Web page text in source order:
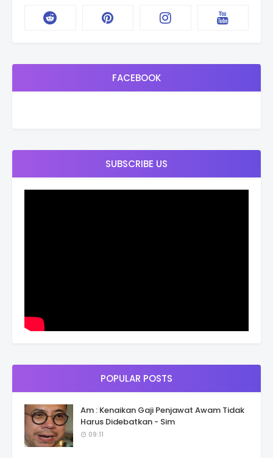
FACEBOOK
SUBSCRIBE US
POPULAR POSTS
Am : Kenaikan Gaji Penjawat Awam Tidak
Harus Didebatkan - Sim
09:11